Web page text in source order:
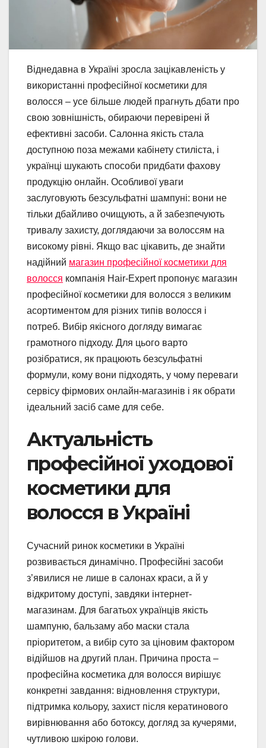
Віднедавна в Україні зросла зацікавленість у
використанні професійної косметики для
волосся – усе більше людей прагнуть дбати про
свою зовнішність, обираючи перевірені й
ефективні засоби. Салонна якість стала
доступною поза межами кабінету стиліста, і
українці шукають способи придбати фахову
продукцію онлайн. Особливої уваги
заслуговують безсульфатні шампуні: вони не
тільки дбайливо очищують, а й забезпечують
тривалу захисту, доглядаючи за волоссям на
високому рівні. Якщо вас цікавить, де знайти
надійний магазин професійної косметики для
волосся компанія Hair-Expert пропонує магазин
професійної косметики для волосся з великим
асортиментом для різних типів волосся і
потреб. Вибір якісного догляду вимагає
грамотного підходу. Для цього варто
розібратися, як працюють безсульфатні
формули, кому вони підходять, у чому переваги
сервісу фірмових онлайн-магазинів і як обрати
ідеальний засіб саме для себе.
Актуальність
професійної уходової
косметики для
волосся в Україні
Сучасний ринок косметики в Україні
розвивається динамічно. Професійні засоби
з’явилися не лише в салонах краси, а й у
відкритому доступі, завдяки інтернет-
магазинам. Для багатьох українців якість
шампуню, бальзаму або маски стала
пріоритетом, а вибір суто за ціновим фактором
відійшов на другий план. Причина проста –
професійна косметика для волосся вирішує
конкретні завдання: відновлення структури,
підтримка кольору, захист після кератинового
вирівнювання або ботоксу, догляд за кучерями,
чутливою шкірою голови.